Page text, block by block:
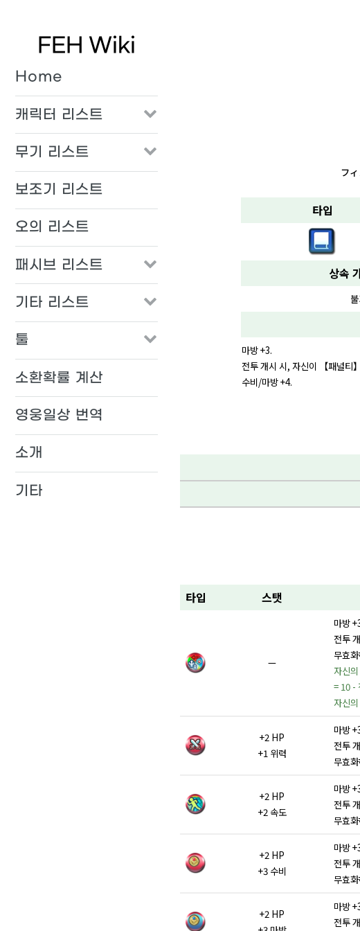
FEH Wiki
Home
캐릭터 리스트
무기 리스트
보조기 리스트
오의 리스트
패시브 리스트
기타 리스트
툴
소환확률 계산
영웅일상 번역
소개
기타
フ
타입
상속
마방 +3.
전투 개시 시, 자신이 【패널티
수비/마방 +4.
타입 스탯
—
마방
전투
무효
자신
= 10 -
자신
+2 HP
+1 위력
마방
전투
무효
+2 HP
+2 속도
마방
전투
무효
+2 HP
+3 수비
마방
전투
무효
+2 HP
마방
전투